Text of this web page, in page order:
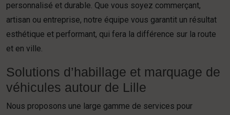
personnalisé et durable. Que vous soyez commerçant,
artisan ou entreprise, notre équipe vous garantit un résultat
esthétique et performant, qui fera la différence sur la route
et en ville.
Solutions d’habillage et marquage de
véhicules autour de Lille
Nous proposons une large gamme de services pour